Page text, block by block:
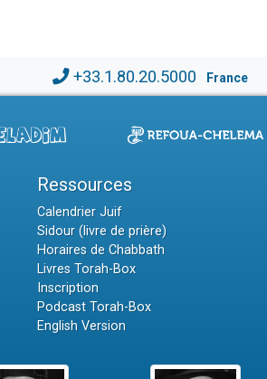
+33.1.80.20.5000 France
Ressources
Calendrier Juif
Sidour (livre de prière)
Horaires de Chabbath
Livres Torah-Box
Inscription
Podcast Torah-Box
English Version